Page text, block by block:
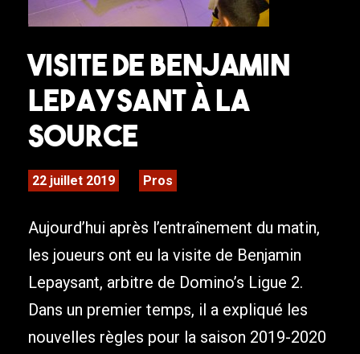
Visite de Benjamin
Lepaysant à La
Source
22 juillet 2019 Pros
Aujourd’hui après l’entraînement du matin,
les joueurs ont eu la visite de Benjamin
Lepaysant, arbitre de Domino’s Ligue 2.
Dans un premier temps, il a expliqué les
nouvelles règles pour la saison 2019-2020